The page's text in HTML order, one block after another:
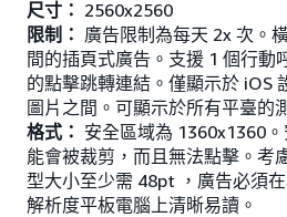
尺寸： 2560x2560
限制： 廣告限制為每天 2x 次。
間的插頁式廣告。支援 1 個行動
的點擊跳轉連結。僅顯示於 iOS
圖片之間。可顯示於所有平臺的
格式： 安全區域為 1360x1360
能會被裁剪，而且無法點擊。考
型大小至少需 48pt ，廣告必須
解析度平板電腦上清晰易讀。